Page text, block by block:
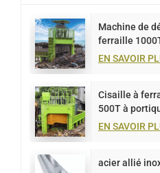
Machine de
ferraille
multi-lames
EN SAVOIR
Cisaille à
500T à
EN SAVOIR
acier allié